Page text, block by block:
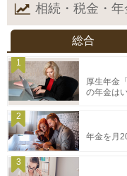
相続・税金・
総合
1
厚生年金
の年金は
2
年金を月
3